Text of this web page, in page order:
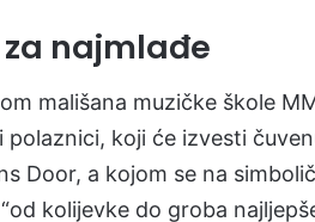
najmlađe
mališana muzičke škole
koji će izvesti
Door, a kojom se na
kolijevke do groba